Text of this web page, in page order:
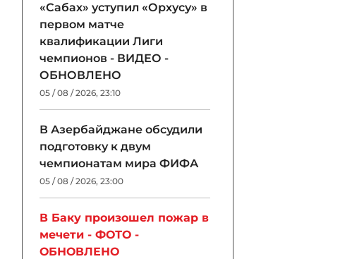
«Сабах» уступил «Орхусу» в
первом матче
квалификации Лиги
чемпионов - ВИДЕО -
ОБНОВЛЕНО
05 / 08 / 2026, 23:10
В Азербайджане обсудили
подготовку к двум
чемпионатам мира ФИФА
05 / 08 / 2026, 23:00
В Баку произошел пожар в
мечети - ФОТО -
ОБНОВЛЕНО